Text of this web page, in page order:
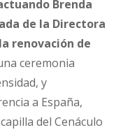
Brenda
de la Directora
renovación de
ceremonia
y
a España,
del Cenáculo